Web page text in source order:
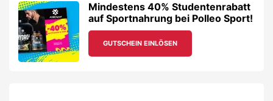
Mindestens 40% Studentenrabatt
auf Sportnahrung bei Polleo Sport!
GUTSCHEIN EINLÖSEN